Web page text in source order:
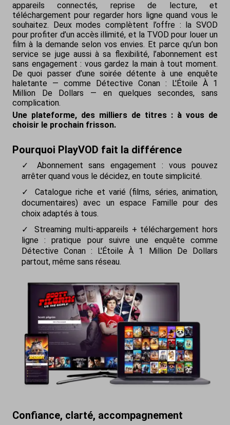
appareils connectés, reprise de lecture, et
téléchargement pour regarder hors ligne quand vous le
souhaitez. Deux modes complètent l’offre : la SVOD
pour profiter d’un accès illimité, et la TVOD pour louer un
film à la demande selon vos envies. Et parce qu’un bon
service se juge aussi à sa flexibilité, l’abonnement est
sans engagement : vous gardez la main à tout moment.
De quoi passer d’une soirée détente à une enquête
haletante — comme Détective Conan : L'Étoile À 1
Million De Dollars — en quelques secondes, sans
complication.
Une plateforme, des milliers de titres : à vous de
choisir le prochain frisson.
Pourquoi PlayVOD fait la différence
Abonnement sans engagement : vous pouvez
arrêter quand vous le décidez, en toute simplicité.
Catalogue riche et varié (films, séries, animation,
documentaires) avec un espace Famille pour des
choix adaptés à tous.
Streaming multi-appareils + téléchargement hors
ligne : pratique pour suivre une enquête comme
Détective Conan : L'Étoile À 1 Million De Dollars
partout, même sans réseau.
Confiance, clarté, accompagnement